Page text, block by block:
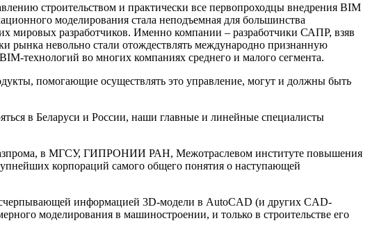
строительством и практически все первопроходцы внедрения BIM
моделирования стала неподъемная для большинства
мировых разработчиков. Именно компании – разработчики САПР, взяв
рынка невольно стали отождествлять международно признанную
технологий во многих компаниях среднего и малого сегмента.
помогающие осуществлять это управление, могут и должны быть
в Беларуси и России, наши главные и линейные специалисты
Газпрома, в МГСУ, ГИПРОНИИ РАН, Межотраслевом институте повышения
корпораций самого общего понятия о наступающей
информацией 3D-модели в AutoCAD (и других CAD-
моделирования в машиностроении, и только в строительстве его